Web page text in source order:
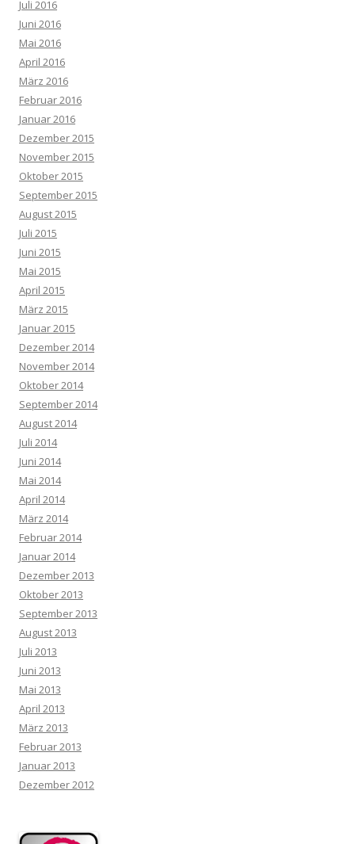
Juli 2016
Juni 2016
Mai 2016
April 2016
März 2016
Februar 2016
Januar 2016
Dezember 2015
November 2015
Oktober 2015
September 2015
August 2015
Juli 2015
Juni 2015
Mai 2015
April 2015
März 2015
Januar 2015
Dezember 2014
November 2014
Oktober 2014
September 2014
August 2014
Juli 2014
Juni 2014
Mai 2014
April 2014
März 2014
Februar 2014
Januar 2014
Dezember 2013
Oktober 2013
September 2013
August 2013
Juli 2013
Juni 2013
Mai 2013
April 2013
März 2013
Februar 2013
Januar 2013
Dezember 2012